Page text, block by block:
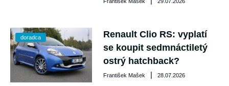
doradca
Renault Clio RS: vyplatí
se koupit sedmnáctiletý
ostrý hatchback?
František Mašek | 28.07.2026